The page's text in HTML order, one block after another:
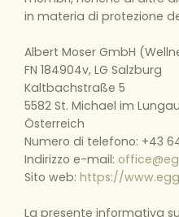
in materia di protezione
Albert Moser GmbH
FN 184904v, LG Salzburg
Kaltbachstraße 5
5582 St. Michael im Lungau
Österreich
Numero di telefono: +43
Indirizzo e-mail:
Sito web:https://
La presente informativa